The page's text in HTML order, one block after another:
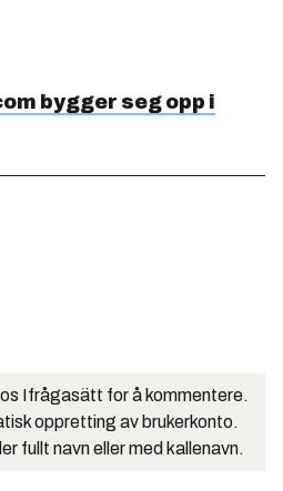
bygger seg opp i
Ifrågasätt for å kommentere.
oppretting av brukerkonto.
fullt navn eller med kallenavn.